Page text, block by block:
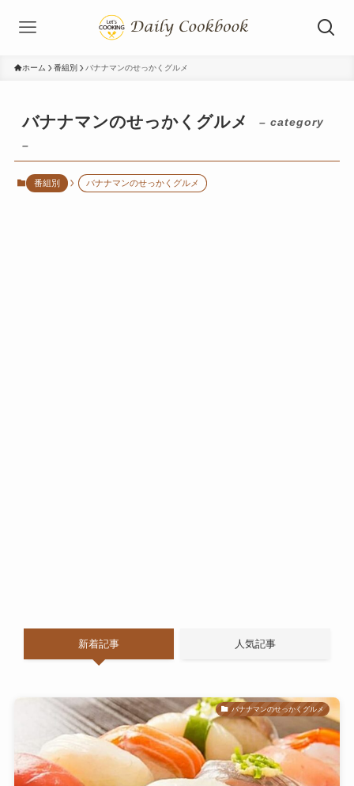
ホーム 番組別 バナナマンのせっかくグルメ
バナナマンのせっかくグルメ
– category
–
番組別 バナナマンのせっかくグルメ
新着記事 人気記事
バナナマンのせっかくグルメ